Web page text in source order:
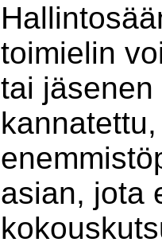
toimielin
tai
asian, jota